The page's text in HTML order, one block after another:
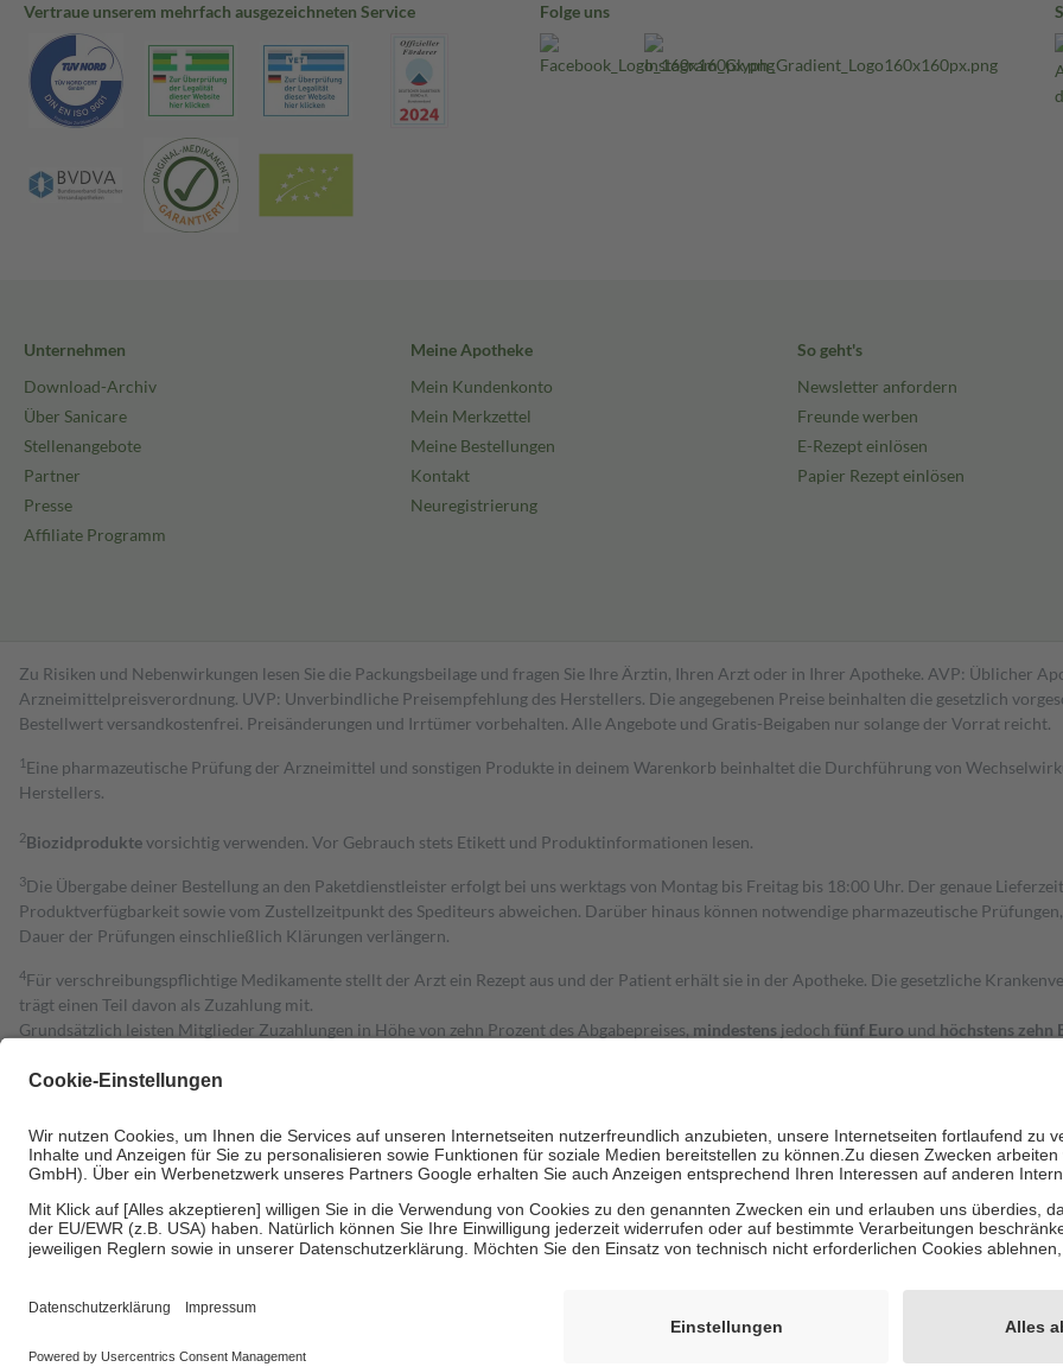
Vertraue unserem mehrfach ausgezeichneten Service Folge uns
Unternehmen
Download-Archiv
Über Sanicare
Stellenangebote
Partner
Presse
Affiliate Programm
Meine Apotheke
Mein Kundenkonto
Mein Merkzettel
Meine Bestellungen
Kontakt
Neuregistrierung
So geht's
Newsletter anfordern
Freunde werben
E-Rezept einlösen
Papier Rezept einlösen
Zu Risiken und Nebenwirkungen lesen Sie die Packungsbeilage und fragen Sie Ihre Ärztin, Ihren Arzt oder in Ihrer Apotheke. AVP: Üblicher
Arzneimittelpreisverordnung. UVP: Unverbindliche Preisempfehlung des Herstellers. Die angegebenen Preise beinhalten die gesetzlich
Bestell­wert versand­kosten­frei. Preisänderungen und Irrtümer vorbehalten. Alle Angebote und Gratis-Beigaben nur solange der Vorrat reicht.
1 Eine pharmazeutische Prüfung der Arzneimittel und sonstigen Produkte in deinem Warenkorb beinhaltet die Durchführung von
Herstellers.
2Biozidproduktevorsichtig verwenden. Vor Gebrauch stets Etikett und Produktinformationen lesen.
3Die Übergabe deiner Bestellung an den Paketdienstleister erfolgt bei uns werktags von Montag bis Freitag bis 18:00 Uhr. Der genaue
Produktverfügbarkeit sowie vom Zustellzeitpunkt des Spediteurs abweichen. Darüber hinaus können notwendige pharmazeutische
Dauer der Prüfungen einschließlich Klärungen verlängern.
4Für verschreibungspflichtige Medikamente stellt der Arzt ein Rezept aus und der Patient erhält sie in der Apotheke. Die gesetzliche
trägt einen Teil davon als Zuzahlung mit.
Grundsätzlich leisten Mitglieder Zuzahlungen in Höhe von zehn Prozent des Abgabepreises, mindestens jedoch fünf Euro und höchstens zehn
Diese Regeln gelten grundsätzlich auch für Online-Apotheken.
Um das Engagement der Versicherten für ihre eigene Gesundheit zu stärken und die besondere Stellung der Familie zu unterstützen, fallen
• Kindern und Jugendlichen bis zum vollendeten 18. Lebensjahr mit Ausnahme der Fahrkosten
• Untersuchungen zur Vorsorge und Früherkennung, die von der GKV getragen werden
• empfohlenen Schutzimpfungen
• Harn- und Blutteststreifen
Informationen findest du hier: https://help.etrusted.com/hc/de/articles/4419944605341